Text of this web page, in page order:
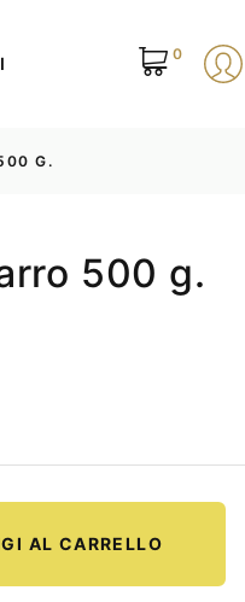
0
G.
500 g.
AL CARRELLO